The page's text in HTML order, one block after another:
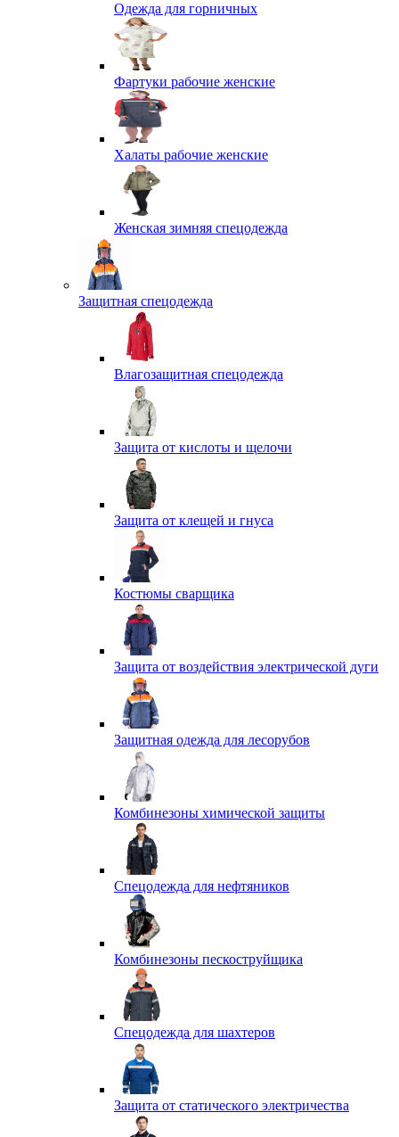
Одежда для горничных
Фартуки рабочие женские
Халаты рабочие женские
Женская зимняя спецодежда
Защитная спецодежда
Влагозащитная спецодежда
Защита от кислоты и щелочи
Защита от клещей и гнуса
Костюмы сварщика
Защита от воздействия электрической дуги
Защитная одежда для лесорубов
Комбинезоны химической защиты
Спецодежда для нефтяников
Комбинезоны пескоструйщика
Спецодежда для шахтеров
Защита от статического электричества